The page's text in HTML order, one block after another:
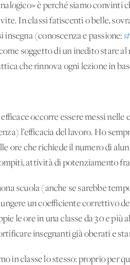
è perché siamo convinti
In classi fatiscenti o belle,
insegna (conoscenza e passione:
soggetto di un inedito stare
che rinnova ogni lezione in
occorre essere messi
l’efficacia del lavoro. Ho
ore che richiede il numero di
attività di potenziamento
scuola (anche se sarebbe
un coefficiente correttivo
le ore in una classe da 30 e
insegnanti già oberati e
in classe lo stesso: proprio per